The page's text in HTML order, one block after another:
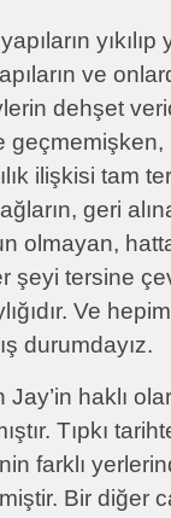
yıkılıp
ve
dehşet
ilişkisi tam
geri
olmayan,
şeyi tersine
Ve
durumdayız.
haklı
Tıpkı
farklı
Bir diğer